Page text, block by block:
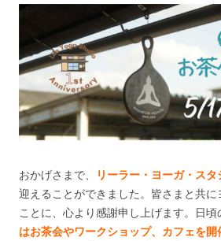
おかげさまで、 リーラー・ヨーガ・スタ
迎えることができました。皆さまと共に
ことに、心より感謝申し上げます。日頃
はお茶会やワークショップ、カフェを開